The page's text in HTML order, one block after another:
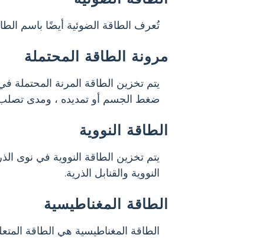
تُعرف الطاقة الضوئية أيضًا باسم
مرونة الطاقة المحتملة
يتم تخزين الطاقة المرنة المحتملة
ضغط الجسم أو تمديده ، ومدى تصلب
الطاقة النووية
يتم تخزين الطاقة النووية في نوى
النووية والقنابل الذرية.
الطاقة المغناطيسية